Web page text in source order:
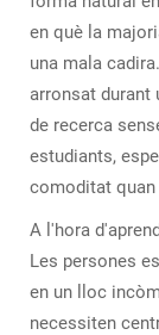
en què la
una mala
arronsat durant
de recerca
estudiants,
comoditat
A l'hora
Les persones
en un lloc
necessiten